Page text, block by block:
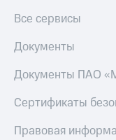
Все сервисы
Документы
Документы ПАО
Сертификаты
Правовая